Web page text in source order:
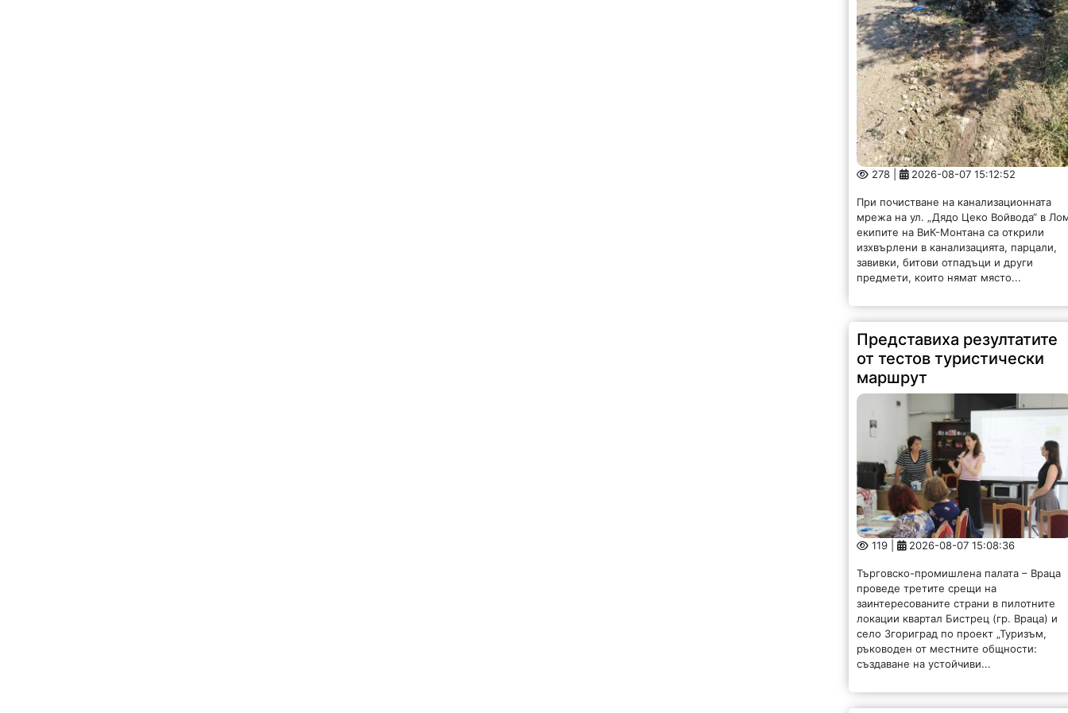
278 | 2026-08-07 15:12:52
При почистване на канализационната
мрежа на ул. „Дядо Цеко Войвода“ в
екипите на ВиК-Монтана са открили
изхвърлени в канализацията, парцали,
завивки, битови отпадъци и други
предмети, които нямат място...
Представиха резултатите
от тестов туристически
маршрут
119 | 2026-08-07 15:08:36
Търговско-промишлена палата – Враца
проведе третите срещи на
заинтересованите страни в пилотните
локации квартал Бистрец (гр. Враца) и
село Згориград по проект „Туризъм,
ръководен от местните общности:
създаване на устойчиви...